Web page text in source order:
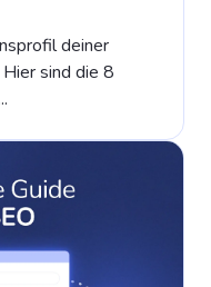
deiner
sind die 8